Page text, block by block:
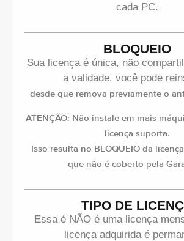
cada PC.
BLOQUEIO
Sua licença é única, não
a validade. você pode
desde que remova previamente o
ATENÇÃO: Não instale em mais
licença suporta.
Isso resulta no BLOQUEIO da
que não é coberto pela
TIPO DE
Essa é NÃO é uma licença
licença adquirida é